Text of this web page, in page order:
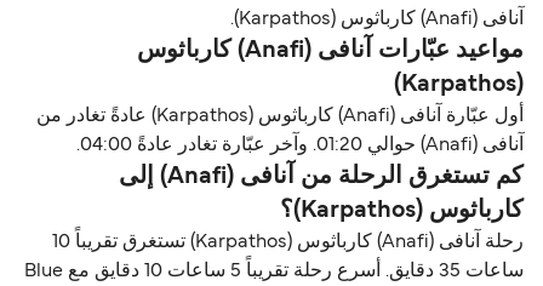
آنافی (Anafi) كارباثوس (Karpathos).
مواعيد عبّارات آنافی (Anafi) كارباثوس
(Karpathos)
أول عبّارة آنافی (Anafi) كارباثوس (Karpathos) عادةً تغادر من
آنافی (Anafi) حوالي 01:20. وآخر عبّارة تغادر عادةً 04:00.
كم تستغرق الرحلة من آنافی (Anafi) إلى
كارباثوس (Karpathos)؟
رحلة آنافی (Anafi) كارباثوس (Karpathos) تستغرق تقريباً 10
ساعات 35 دقايق. أسرع رحلة تقريباً 5 ساعات 10 دقايق مع Blue